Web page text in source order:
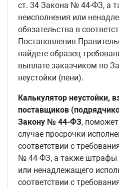
ст. 34 Закона № 44-ФЗ, а
неисполнения или
обязательства в
Постановления
найдете образец
выплате заказчиком по
неустойки (пени).
Калькулятор неустойки,
поставщиков
Закону № 44-ФЗ,
случае просрочки
соответствии с
№ 44-ФЗ, а также штрафы
или ненадлежащего
соответствии с